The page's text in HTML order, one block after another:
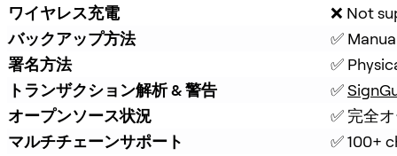
ワイヤレス充電
❌ Not
バックアップ方法
✅
署名方法
✅
トランザクション解析 & 警告
✅
オープンソース状況
✅ 完全
マルチチェーンサポート
✅ 100+